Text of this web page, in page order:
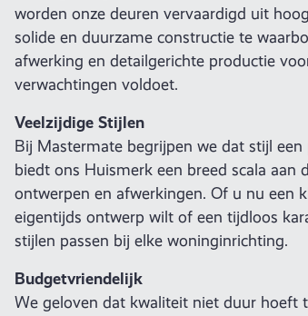
worden onze deuren vervaardigd uit
solide en duurzame constructie te
afwerking en detailgerichte productie
verwachtingen voldoet.
Veelzijdige Stijlen
Bij Mastermate begrijpen we dat stijl
biedt ons Huismerk een breed scala aan
ontwerpen en afwerkingen. Of u nu een
eigentijds ontwerp wilt of een tijdloos
stijlen passen bij elke woninginrichting.
Budgetvriendelijk
We geloven dat kwaliteit niet duur hoeft